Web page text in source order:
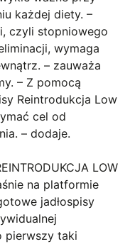
każdej diety. –
czyli stopniowego
wymaga
– zauważa
– Z pomocą
Reintrodukcja Low
cel od
– dodaje.
LOW
na platformie
jadłospisy
pierwszy taki